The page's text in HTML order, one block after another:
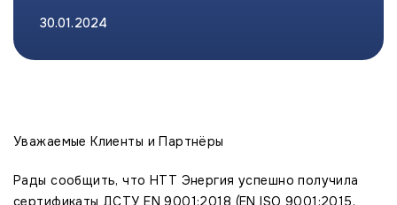
30.01.2024
Уважаемые Клиенты и Партнёры
Рады сообщить, что НТТ Энергия успешно получила
сертификаты ДСТУ EN 9001:2018 (EN ISO 9001:2015,